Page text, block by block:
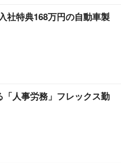
社特典168万円の自動車製
人事労務」フレックス勤